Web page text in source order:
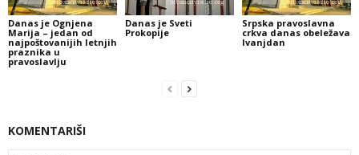
Danas je Ognjena
Marija – jedan od
najpoštovanijih letnjih
praznika u
pravoslavlju
Danas je Sveti
Prokopije
Srpska pravoslavna
crkva danas obeležava
Ivanjdan
KOMENTARIŠI